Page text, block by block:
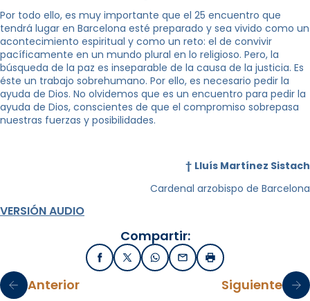
Por todo ello, es muy importante que el 25 encuentro que
tendrá lugar en Barcelona esté preparado y sea vivido como un
acontecimiento espiritual y como un reto: el de convivir
pacíficamente en un mundo plural en lo religioso. Pero, la
búsqueda de la paz es inseparable de la causa de la justicia. Es
éste un trabajo sobrehumano. Por ello, es necesario pedir la
ayuda de Dios. No olvidemos que es un encuentro para pedir la
ayuda de Dios, conscientes de que el compromiso sobrepasa
nuestras fuerzas y posibilidades.
† Lluís Martínez Sistach
Cardenal arzobispo de Barcelona
VERSIÓN AUDIO
Compartir:
FacebookX / TwitterWhatsApp
EmailImprimir
Anterior Siguiente